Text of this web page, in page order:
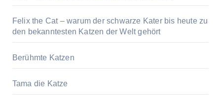
Felix the Cat – warum der schwarze Kater bis heute zu
den bekanntesten Katzen der Welt gehört
Berühmte Katzen
Tama die Katze